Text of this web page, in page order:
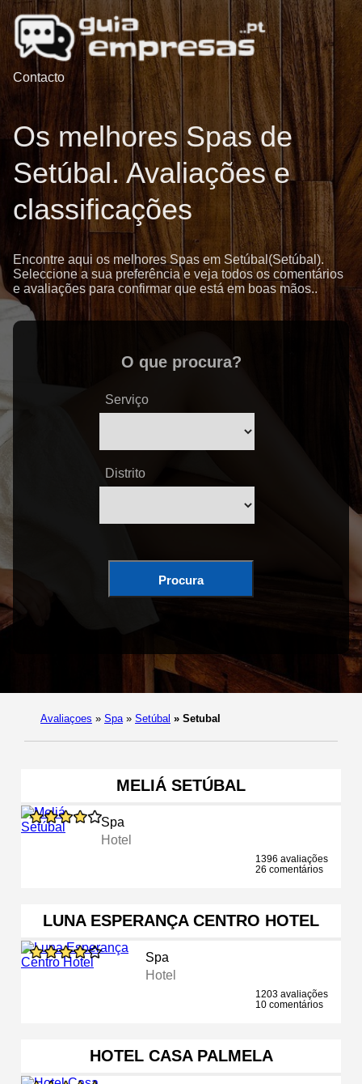
Contacto
Os melhores Spas de
Setúbal. Avaliações e
classificações
Encontre aqui os melhores Spas em Setúbal(Setúbal).
Seleccione a sua preferência e veja todos os comentários
e avaliações para confirmar que está em boas mãos..
O que procura?
Serviço
Distrito
Procura
Avaliaçoes » Spa » Setúbal » Setubal
MELIÁ SETÚBAL
Spa
Hotel
1396 avaliações
26 comentários
LUNA ESPERANÇA CENTRO HOTEL
Spa
Hotel
1203 avaliações
10 comentários
HOTEL CASA PALMELA